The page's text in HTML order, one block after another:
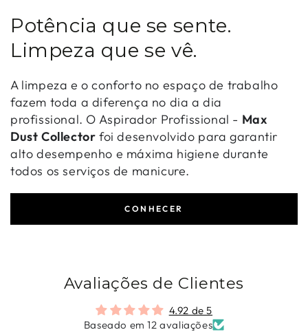
Potência que se sente.
Limpeza que se vê.
A limpeza e o conforto no espaço de trabalho
fazem toda a diferença no dia a dia
profissional. O Aspirador Profissional - Max
Dust Collector foi desenvolvido para garantir
alto desempenho e máxima higiene durante
todos os serviços de manicure.
CONHECER
Avaliações de Clientes
4.92 de 5
Baseado em 12 avaliações